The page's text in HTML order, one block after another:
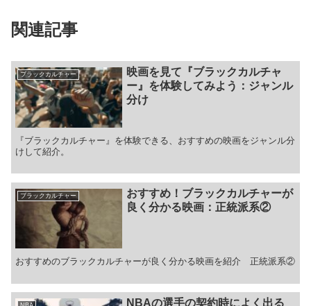
関連記事
ブラックカルチャー
映画を見て『ブラックカルチャ
ー』を体験してみよう：ジャンル
分け
『ブラックカルチャー』を体験できる、おすすめの映画をジャンル分
けして紹介。
ブラックカルチャー
おすすめ！ブラックカルチャーが
良く分かる映画：正統派系②
おすすめのブラックカルチャーが良く分かる映画を紹介 正統派系②
NBAの選手の契約時によく出る